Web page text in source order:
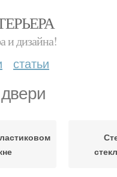
и дизайна!
статьи